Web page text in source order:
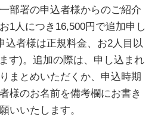
署の申込者様からのご紹介
1人につき16,500円で追加申し
込者様は正規料金、お2人目以
す)。追加の際は、申し込まれ
まとめいただくか、申込時期
様のお名前を備考欄にお書き
いいたします。